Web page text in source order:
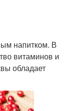
напитком. В
витаминов и
обладает